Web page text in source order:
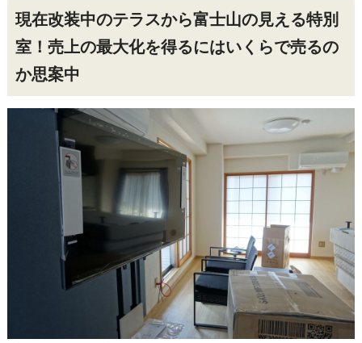
現在改装中のテラスから富士山の見える特別
室！売上の最大化を得るにはいくらで売るの
か思案中